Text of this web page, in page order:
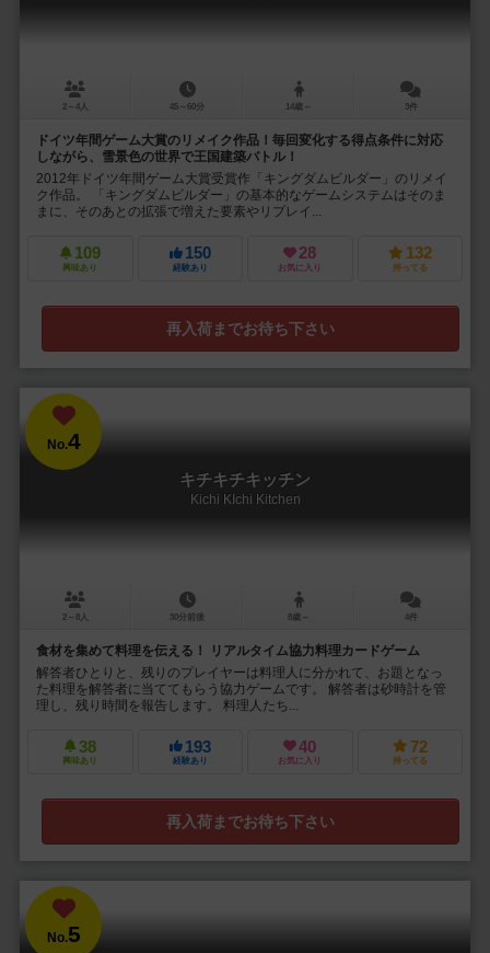
2～4人 45～60分 14歳～ 3件
ドイツ年間ゲーム大賞のリメイク作品！毎回変化する得点条件に対応
しながら、雪景色の世界で王国建築バトル！
2012年ドイツ年間ゲーム大賞受賞作「キングダムビルダー」のリメイ
ク作品。 「キングダムビルダー」の基本的なゲームシステムはそのま
まに、そのあとの拡張で増えた要素やリプレイ...
109
興味あり
150
経験あり
28
お気に入り
132
持ってる
再入荷までお待ち下さい
No.4
キチキチキッチン
Kichi KIchi Kitchen
2～8人 30分前後 8歳～ 4件
食材を集めて料理を伝える！ リアルタイム協力料理カードゲーム
解答者ひとりと、残りのプレイヤーは料理人に分かれて、お題となっ
た料理を解答者に当ててもらう協力ゲームです。 解答者は砂時計を管
理し、残り時間を報告します。 料理人たち...
38
興味あり
193
経験あり
40
お気に入り
72
持ってる
再入荷までお待ち下さい
No.5